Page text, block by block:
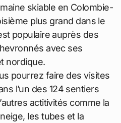
skiable en Colombie-
plus grand dans le
populaire auprès des
avec ses
nordique.
pourrez faire des visites
l’un des 124 sentiers
actitivités comme la
les tubes et la